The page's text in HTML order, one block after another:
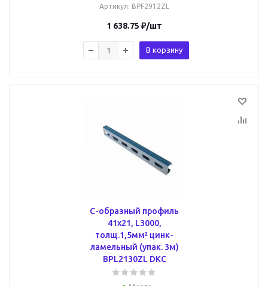
Артикул: BPF2912ZL
1 638.75 ₽/шт
В корзину
С-образный профиль
41х21, L3000,
толщ.1,5мм² цинк-
ламельный (упак. 3м)
BPL2130ZL DKC